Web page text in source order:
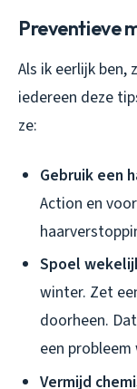
Preventieve
Als ik eerlijk ben,
iedereen deze
ze:
Gebruik een
Action en
Spoel
winter. Zet
doorheen.
een
Vermijd